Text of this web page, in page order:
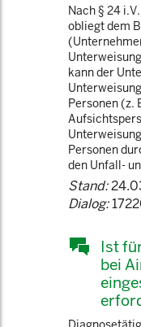
Nach § 24
obliegt dem
kann der
Personen (z.
Personen
den Unfall-
Stand:
Dialog:
Ist
bei